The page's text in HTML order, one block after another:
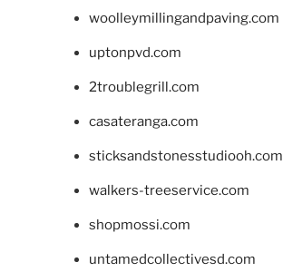
woolleymillingandpaving.com
uptonpvd.com
2troublegrill.com
casateranga.com
sticksandstonesstudiooh.com
walkers-treeservice.com
shopmossi.com
untamedcollectivesd.com